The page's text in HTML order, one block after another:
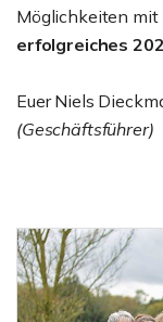
Möglichkeiten mit
erfolgreiches
Euer Niels
(Geschäftsführer)